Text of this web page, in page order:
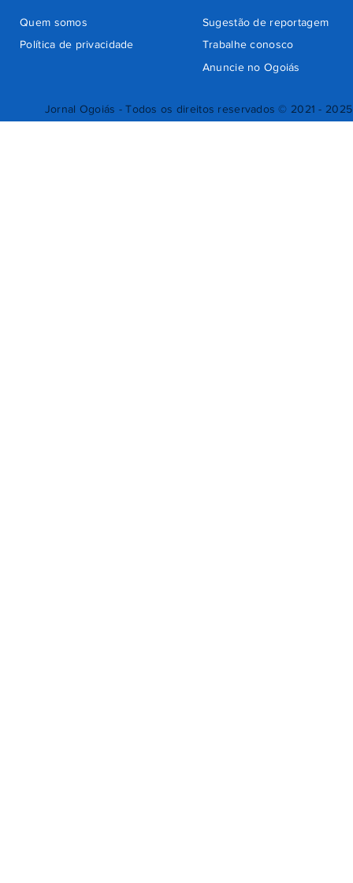
Jornal Ogoiás - Todos os direitos reservados © 2021 - 2025
Quem somos
Sugestão de reportagem
Trabalhe conosco
Política de privacidade
Anuncie no Ogoiás